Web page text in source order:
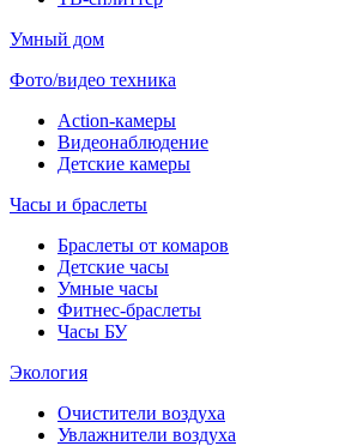
Умный дом
Фото/видео техника
Action-камеры
Видеонаблюдение
Детские камеры
Часы и браслеты
Браслеты от комаров
Детские часы
Умные часы
Фитнес-браслеты
Часы БУ
Экология
Очистители воздуха
Увлажнители воздуха